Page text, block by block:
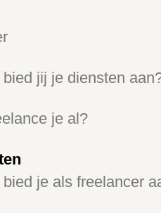
jij je diensten
je al?
je als freelancer